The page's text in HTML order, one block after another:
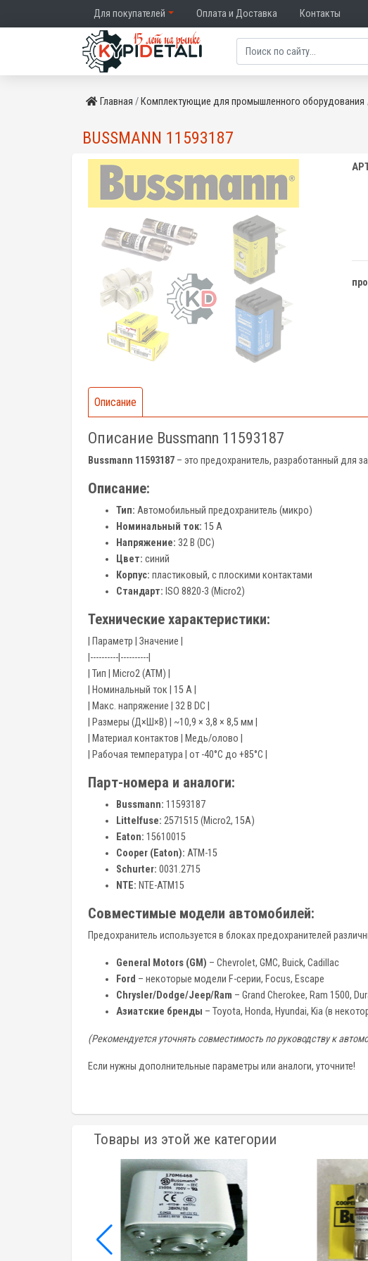
Для покупателей Оплата и Доставка Контакты
Главная Комплектующие для промышленного оборудования
BUSSMANN 11593187
Описание
Описание Bussmann 11593187
Bussmann 11593187 – это предохранитель, разработанный для
Описание:
Тип: Автомобильный предохранитель (микро)
Номинальный ток: 15 А
Напряжение: 32 В (DC)
Цвет: синий
Корпус: пластиковый, с плоскими контактами
Стандарт: ISO 8820-3 (Micro2)
Технические характеристики:
| Параметр | Значение |
|----------|----------|
| Тип | Micro2 (ATM) |
| Номинальный ток | 15 А |
| Макс. напряжение | 32 В DC |
| Размеры (Д×Ш×В) | ~10,9 × 3,8 × 8,5 мм |
| Материал контактов | Медь/олово |
| Рабочая температура | от -40°C до +85°C |
Парт-номера и аналоги:
Bussmann: 11593187
Littelfuse: 2571515 (Micro2, 15A)
Eaton: 15610015
Cooper (Eaton): ATM-15
Schurter: 0031.2715
NTE: NTE-ATM15
Совместимые модели автомобилей:
Предохранитель используется в блоках предохранителей
General Motors (GM) – Chevrolet, GMC, Buick, Cadillac
Ford – некоторые модели F-серии, Focus, Escape
Chrysler/Dodge/Jeep/Ram – Grand Cherokee, Ram 1500,
Азиатские бренды – Toyota, Honda, Hyundai, Kia (в
(Рекомендуется уточнять совместимость по руководству к
Если нужны дополнительные параметры или аналоги, уточните!
Товары из этой же категории